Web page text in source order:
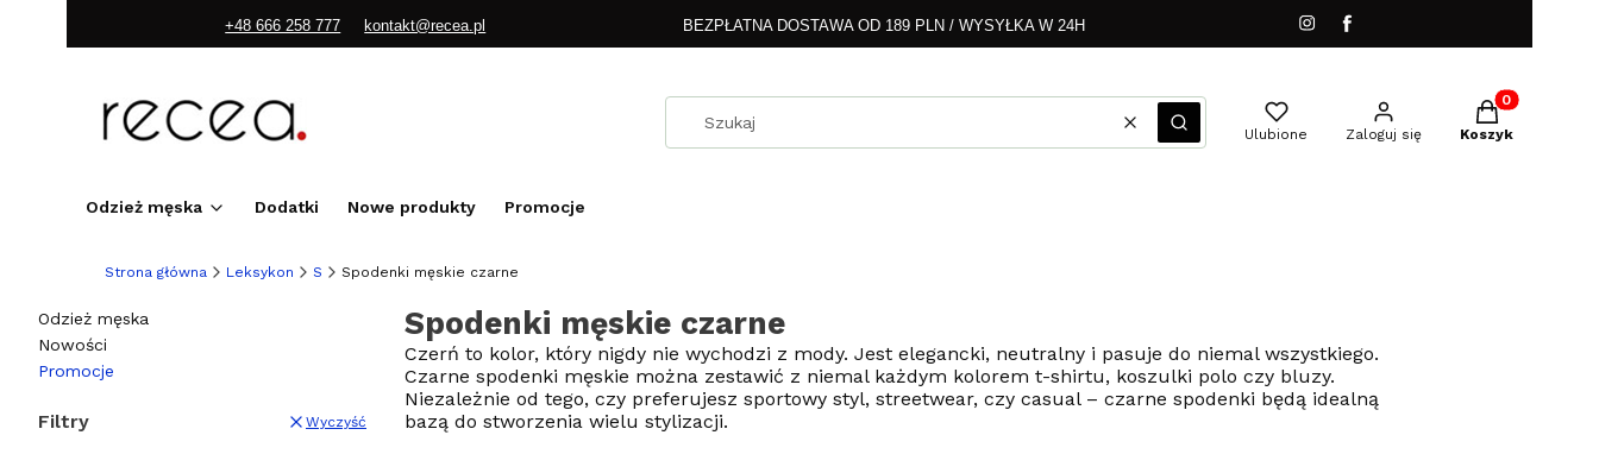
+48 666 258 777 kontakt@recea.pl BEZPŁATNA DOSTAWA OD 189 PLN / WYSYŁKA W 24H
WyczyśćSzukaj Ulubione Zaloguj się
Produkty w
Koszyk
Odzież męska Dodatki Nowe produkty Promocje
Strona główna Leksykon S Spodenki męskie czarne
Odzież męska
Nowości
Promocje
Filtry
Wyczyść
Spodenki męskie czarne
Czerń to kolor, który nigdy nie wychodzi z mody. Jest elegancki, neutralny i pasuje do niemal wszystkiego.
Czarne spodenki męskie można zestawić z niemal każdym kolorem t-shirtu, koszulki polo czy bluzy.
Niezależnie od tego, czy preferujesz sportowy styl, streetwear, czy casual – czarne spodenki będą idealną
bazą do stworzenia wielu stylizacji.